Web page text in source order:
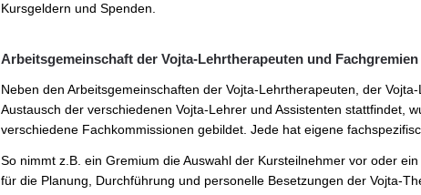
Kursgeldern und Spenden.
Arbeitsgemeinschaft der Vojta-Lehrtherapeuten und
Neben den Arbeitsgemeinschaften der Vojta-Lehrtherapeuten, der
Austausch der verschiedenen Vojta-Lehrer und Assistenten stattfindet,
verschiedene Fachkommissionen gebildet. Jede hat eigene
So nimmt z.B. ein Gremium die Auswahl der Kursteilnehmer vor oder
für die Planung, Durchführung und personelle Besetzungen der Vojta-